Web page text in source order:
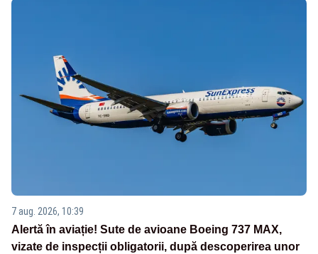
7 aug. 2026, 10:39
Alertă în aviație! Sute de avioane Boeing 737 MAX,
vizate de inspecții obligatorii, după descoperirea unor